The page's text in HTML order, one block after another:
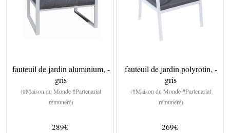
fauteuil de jardin aluminium, -
gris
(#Maison du Monde #Partenariat
rémunéré)
289€
fauteuil de jardin polyrotin, -
gris
(#Maison du Monde #Partenariat
rémunéré)
269€